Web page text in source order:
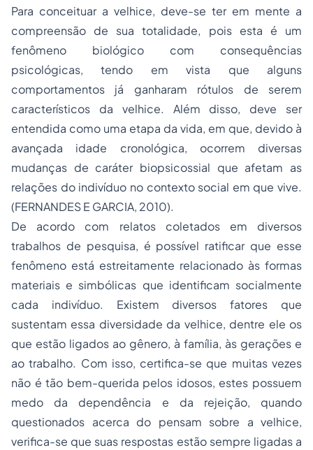
Para conceituar a velhice, deve-se ter em mente a
compreensão de sua totalidade, pois esta é um
fenômeno biológico com consequências
psicológicas, tendo em vista que alguns
comportamentos já ganharam rótulos de serem
característicos da velhice. Além disso, deve ser
entendida como uma etapa da vida, em que, devido à
avançada idade cronológica, ocorrem diversas
mudanças de caráter biopsicossial que afetam as
relações do indivíduo no contexto social em que vive.
(FERNANDES E GARCIA, 2010).
De acordo com relatos coletados em diversos
trabalhos de pesquisa, é possível ratificar que esse
fenômeno está estreitamente relacionado às formas
materiais e simbólicas que identificam socialmente
cada indivíduo. Existem diversos fatores que
sustentam essa diversidade da velhice, dentre ele os
que estão ligados ao gênero, à família, às gerações e
ao trabalho. Com isso, certifica-se que muitas vezes
não é tão bem-querida pelos idosos, estes possuem
medo da dependência e da rejeição, quando
questionados acerca do pensam sobre a velhice,
verifica-se que suas respostas estão sempre ligadas a